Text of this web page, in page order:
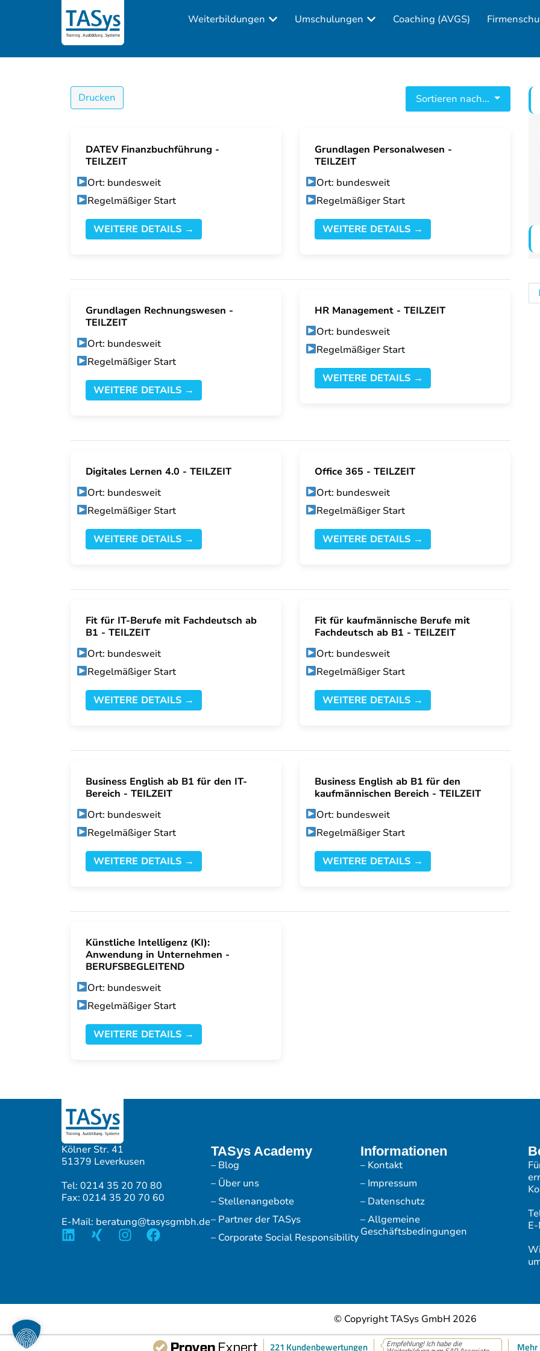
221 Kundenbewertungen Empfehlung! Ich habe die
Weiterbildungen Umschulungen Coaching (AVGS)
Drucken Sortieren nach...
DATEV Finanzbuchführung -
TEILZEIT
Ort: bundesweit
Regelmäßiger Start
WEITERE DETAILS →
Grundlagen Personalwesen -
TEILZEIT
Ort: bundesweit
Regelmäßiger Start
WEITERE DETAILS →
Grundlagen Rechnungswesen -
TEILZEIT
Ort: bundesweit
Regelmäßiger Start
WEITERE DETAILS →
HR Management - TEILZEIT
Ort: bundesweit
Regelmäßiger Start
WEITERE DETAILS →
Digitales Lernen 4.0 - TEILZEIT
Ort: bundesweit
Regelmäßiger Start
WEITERE DETAILS →
Office 365 - TEILZEIT
Ort: bundesweit
Regelmäßiger Start
WEITERE DETAILS →
Fit für IT-Berufe mit Fachdeutsch ab
B1 - TEILZEIT
Ort: bundesweit
Regelmäßiger Start
WEITERE DETAILS →
Fit für kaufmännische Berufe mit
Fachdeutsch ab B1 - TEILZEIT
Ort: bundesweit
Regelmäßiger Start
WEITERE DETAILS →
Business English ab B1 für den IT-
Bereich - TEILZEIT
Ort: bundesweit
Regelmäßiger Start
WEITERE DETAILS →
Business English ab B1 für den
kaufmännischen Bereich - TEILZEIT
Ort: bundesweit
Regelmäßiger Start
WEITERE DETAILS →
Künstliche Intelligenz (KI):
Anwendung in Unternehmen -
BERUFSBEGLEITEND
Ort: bundesweit
Regelmäßiger Start
WEITERE DETAILS →
Kölner Str. 41
51379 Leverkusen
Tel: 0214 35 20 70 80
Fax: 0214 35 20 70 60
E-Mail: beratung@tasysgmbh.de
TASys Academy
– Blog
– Über uns
– Stellenangebote
– Partner der TASys
– Corporate Social Responsibility
Informationen
– Kontakt
– Impressum
– Datenschutz
– Allgemeine
Geschäftsbedingungen
© Copyright TASys GmbH 2026